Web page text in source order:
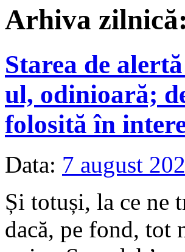
Arhiva zilnică:
Starea de
ul, odinioară;
folosită în
Data: 7 august
Și totuși, la ce ne
dacă, pe fond,